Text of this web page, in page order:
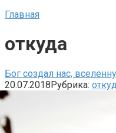
Главная
откуда
Бог создал нас,
20.07.2018Рубрика: